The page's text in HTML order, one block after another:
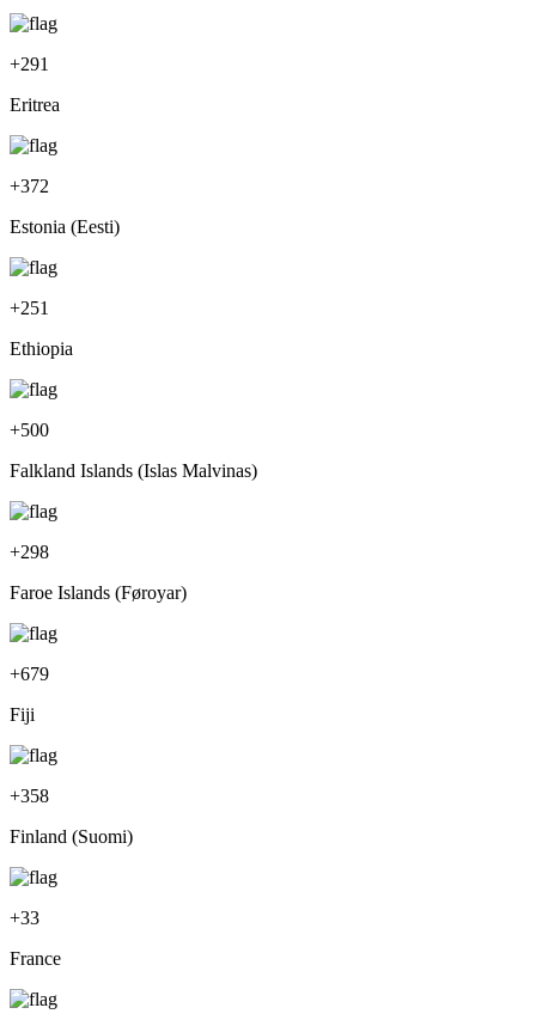
+291
Eritrea
+372
Estonia (Eesti)
+251
Ethiopia
+500
Falkland Islands (Islas Malvinas)
+298
Faroe Islands (Føroyar)
+679
Fiji
+358
Finland (Suomi)
+33
France